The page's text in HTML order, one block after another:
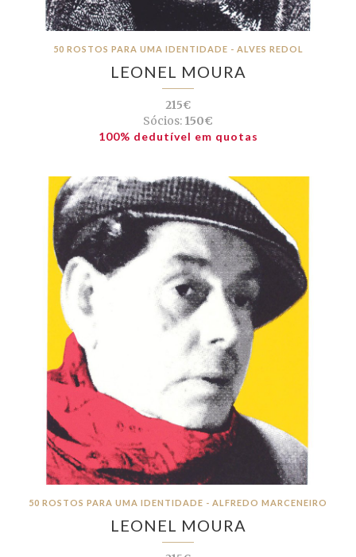
50 ROSTOS PARA UMA IDENTIDADE - ALVES REDOL
LEONEL MOURA
215€
Sócios: 150€
100% dedutível em quotas
50 ROSTOS PARA UMA IDENTIDADE - ALFREDO MARCENEIRO
LEONEL MOURA